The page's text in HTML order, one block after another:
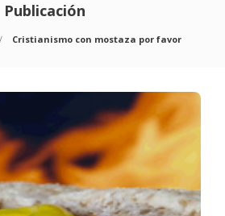
Publicación
Cristianismo con mostaza por favor